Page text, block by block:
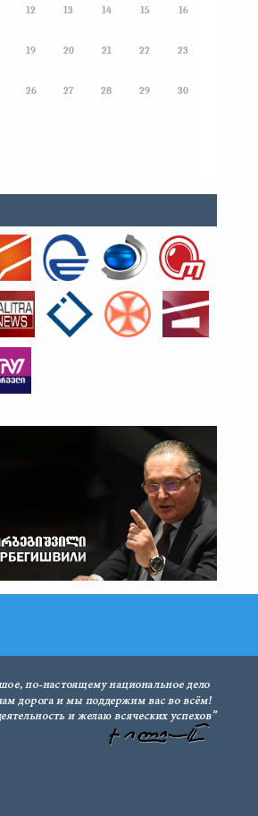
12 13 14 15 16
19 20 21 22 23
26 27 28 29 30